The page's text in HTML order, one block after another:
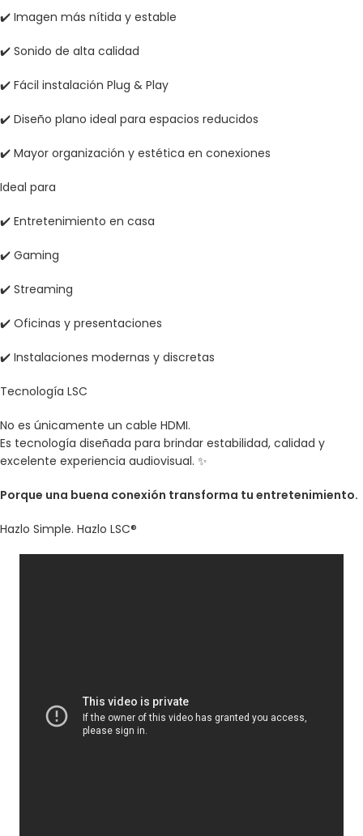
✔️ Imagen más nítida y estable
✔️ Sonido de alta calidad
✔️ Fácil instalación Plug & Play
✔️ Diseño plano ideal para espacios reducidos
✔️ Mayor organización y estética en conexiones
Ideal para
✔️ Entretenimiento en casa
✔️ Gaming
✔️ Streaming
✔️ Oficinas y presentaciones
✔️ Instalaciones modernas y discretas
Tecnología LSC
No es únicamente un cable HDMI.
Es tecnología diseñada para brindar estabilidad, calidad y
excelente experiencia audiovisual. ✨
Porque una buena conexión transforma tu entretenimiento.
Hazlo Simple. Hazlo LSC®